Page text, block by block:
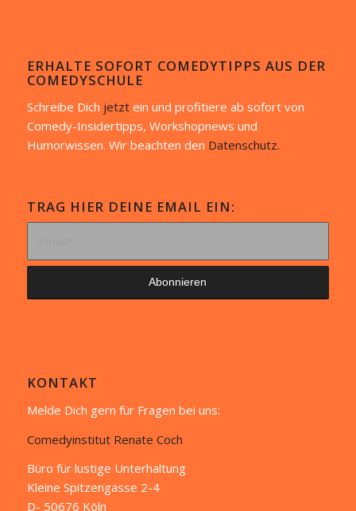
ERHALTE SOFORT COMEDYTIPPS AUS DER
COMEDYSCHULE
Schreibe Dich jetztein und profitiere ab sofort von
Comedy-Insidertipps, Workshopnews und
Humorwissen. Wir beachten den Datenschutz.
TRAG HIER DEINE EMAIL EIN:
KONTAKT
Melde Dich gern für Fragen bei uns:
Comedyinstitut Renate Coch
Büro für lustige Unterhaltung
Kleine Spitzengasse 2-4
D- 50676 Köln